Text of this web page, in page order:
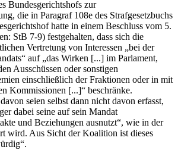
Bundesgerichtshofs zur
die in Paragraf 108e des Strafgesetzbuchs
hatte in einem Beschluss vom 5.
StB 7-9) festgehalten, dass sich die
Vertretung von Interessen „bei der
auf „das Wirken [...] im Parlament,
Ausschüssen oder sonstigen
einschließlich der Fraktionen oder in mit
Kommissionen [...]“ beschränke.
seien selbst dann nicht davon erfasst,
dabei seine auf sein Mandat
und Beziehungen ausnutzt“, wie in der
wird. Aus Sicht der Koalition ist dieses